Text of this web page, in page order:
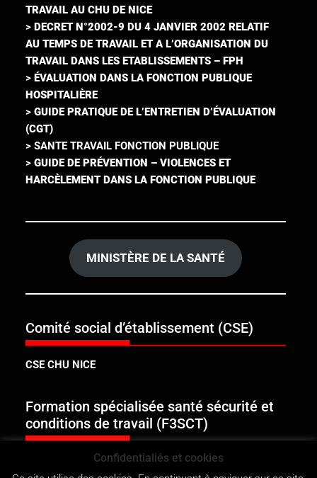
TRAVAIL AU CHU DE NICE
> DECRET N°2002-9 DU 4 JANVIER 2002 RELATIF
AU TEMPS DE TRAVAIL ET A L’ORGANISATION DU
TRAVAIL DANS LES ETABLISSEMENTS – FPH
> ÉVALUATION DANS LA FONCTION PUBLIQUE
HOSPITALIÈRE
> GUIDE PRATIQUE DE L’ENTRETIEN D’ÉVALUATION
(CGT)
> SANTE TRAVAIL FONCTION PUBLIQUE
> GUIDE DE PRÉVENTION – VIOLENCES ET
HARCÈLEMENT DANS LA FONCTION PUBLIQUE
MINISTÈRE DE LA SANTÉ
Comité social d’établissement (CSE)
CSE CHU NICE
Formation spécialisée santé sécurité et
conditions de travail (F3SCT)
F3SCT DU COMITEConfidentialiés et cookies